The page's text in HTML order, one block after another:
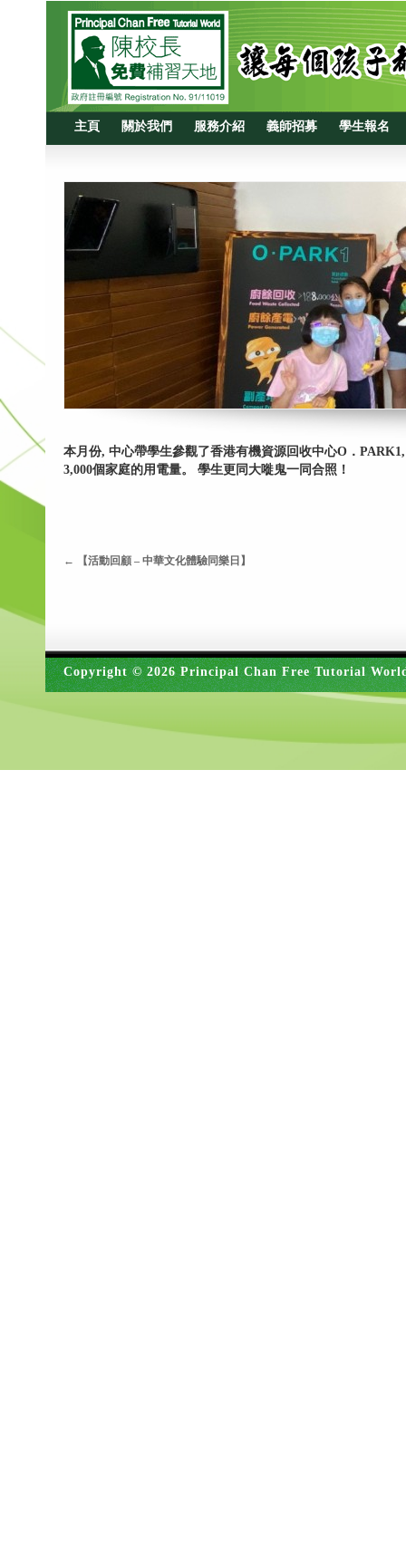
主頁 關於我們 服務介紹 義師招募 學生報名
本月份, 中心帶學生參觀了香港有機資源回收中心O．
3,000個家庭的用電量。 學生更同大嘥鬼一同合照！
← 【活動回顧 – 中華文化體驗同樂日】
Copyright © 2026 Principal Chan Free Tutorial